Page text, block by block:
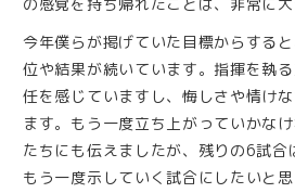
の感覚を持ち帰れたことは、非常に大
今年僕らが掲げていた目標からする
位や結果が続いています。指揮を執
任を感じていますし、悔しさや情け
ます。もう一度立ち上がっていかな
たちにも伝えましたが、残りの6試合
もう一度示していく試合にしたいと